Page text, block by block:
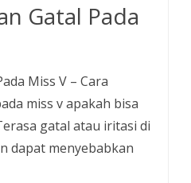
Gatal Pada
Miss V – Cara
miss v apakah bisa
gatal atau iritasi di
dapat menyebabkan